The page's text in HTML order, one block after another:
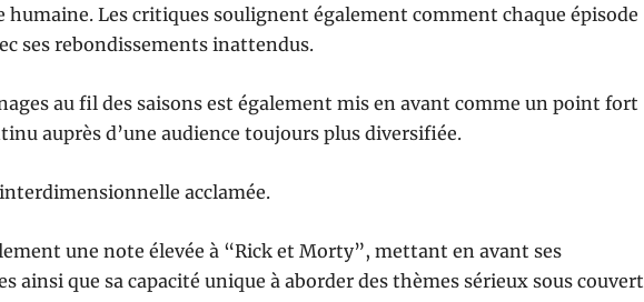
Les critiques soulignent également comment chaque épisode
ses rebondissements inattendus.
au fil des saisons est également mis en avant comme un point fort
auprès d’une audience toujours plus diversifiée.
acclamée.
une note élevée à “Rick et Morty”, mettant en avant ses
ainsi que sa capacité unique à aborder des thèmes sérieux sous couvert